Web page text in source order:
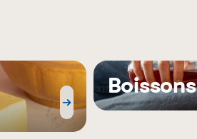
Boissons